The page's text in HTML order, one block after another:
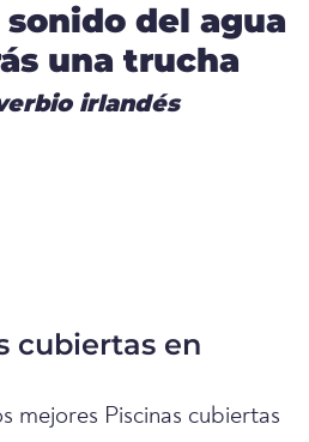
del agua
una trucha
irlandés
cubiertas en
mejores Piscinas cubiertas